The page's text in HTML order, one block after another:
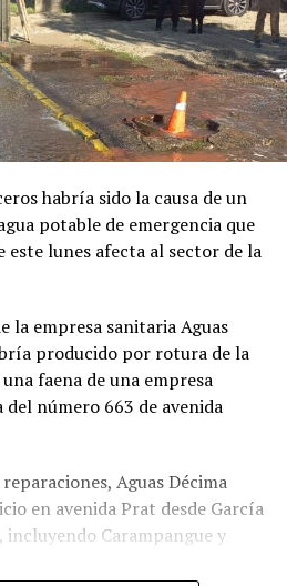
habría sido la causa de un
potable de emergencia que
este lunes afecta al sector de la
la empresa sanitaria Aguas
producido por rotura de la
faena de una empresa
número 663 de avenida
Aguas Décima
en avenida Prat desde García
incluyendo Carampangue y